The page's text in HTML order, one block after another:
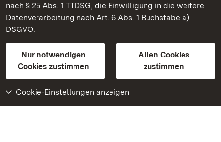
nach § 25 Abs. 1 TTDSG, die Einwilligung in die weitere
Datenverarbeitung nach Art. 6 Abs. 1 Buchstabe a)
DSGVO.
Nur notwendigen
Cookies zustimmen
Allen Cookies
zustimmen
Cookie-Einstellungen anzeigen
Staatliche Schlösser und Gärten Baden-Württemberg
Kontakt
GebärdenspracheLeichte Sprache
Erklärung zur Barrierefreiheit
BITV-konform (geprüfte Seiten)
Weiteres